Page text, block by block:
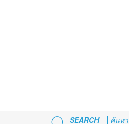
SEARCH ค้นหา